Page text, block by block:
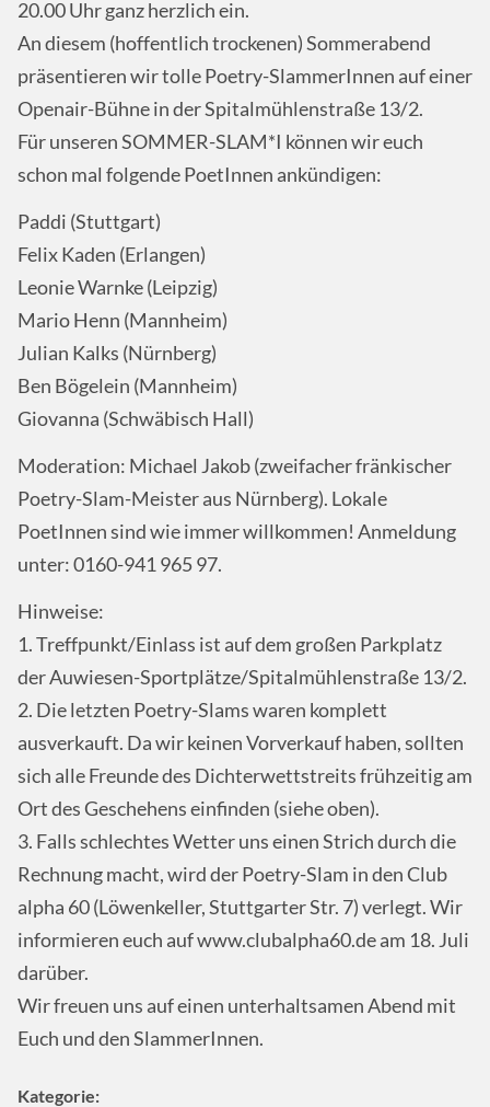
20.00 Uhr ganz herzlich ein.
An diesem (hoffentlich trockenen) Sommerabend
präsentieren wir tolle Poetry-SlammerInnen auf einer
Openair-Bühne in der Spitalmühlenstraße 13/2.
Für unserenSOMMER-SLAM*I können wir euch
schon mal folgende PoetInnen ankündigen:
Paddi (Stuttgart)
Felix Kaden (Erlangen)
Leonie Warnke (Leipzig)
Mario Henn (Mannheim)
Julian Kalks (Nürnberg)
Ben Bögelein (Mannheim)
Giovanna (Schwäbisch Hall)
Moderation: Michael Jakob (zweifacher fränkischer
Poetry-Slam-Meister aus Nürnberg). Lokale
PoetInnen sind wie immer willkommen! Anmeldung
unter: 0160-941 965 97.
Hinweise:
1. Treffpunkt/Einlass ist auf dem großen Parkplatz
der Auwiesen-Sportplätze/Spitalmühlenstraße 13/2.
2. Die letzten Poetry-Slams waren komplett
ausverkauft. Da wir keinen Vorverkauf haben, sollten
sich alle Freunde des Dichterwettstreits frühzeitig am
Ort des Geschehens einfinden (siehe oben).
3. Falls schlechtes Wetter uns einen Strich durch die
Rechnung macht, wird der Poetry-Slam in den Club
alpha 60 (Löwenkeller, Stuttgarter Str. 7) verlegt. Wir
informieren euch auf www.clubalpha60.de am 18. Juli
darüber.
Wir freuen uns auf einen unterhaltsamen Abend mit
Euch und den SlammerInnen.
Kategorie: